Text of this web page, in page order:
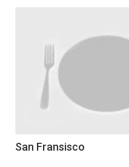
San Fransisco